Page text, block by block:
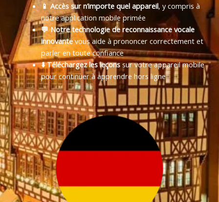
📱 Accès sur n’importe quel appareil, y compris à
notre application mobile primée
💬 Notre technologie de reconnaissance vocale
innovantevous aide à prononcer correctement et
parler en toute confiance
⬇️ Téléchargez les leçonssur votre appareil mobile
pour continuer à apprendre hors ligne